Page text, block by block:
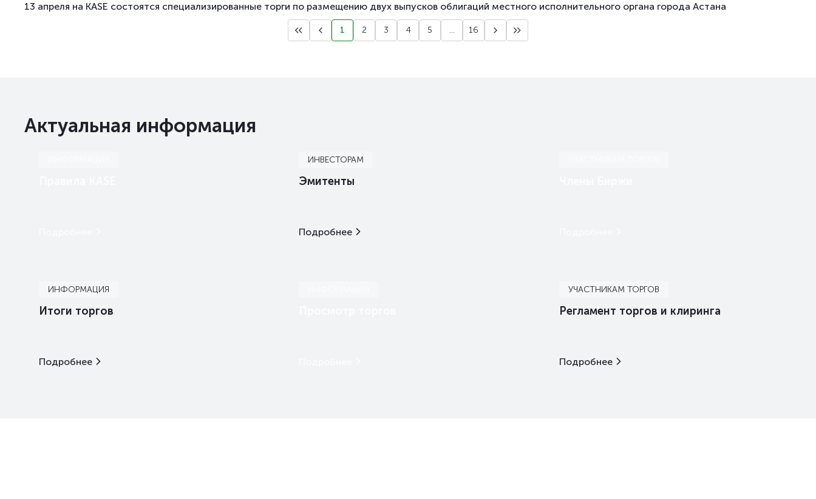
13 апреля на KASE состоятся специализированные торги по размещению двух выпусков облигаций местного исполнительного органа города Астана
1 2 3 4 5 ... 16
Актуальная информация
ИНВЕСТОРАМ
Эмитенты
Подробнее
ИНФОРМАЦИЯ
Итоги торгов
Подробнее
УЧАСТНИКАМ ТОРГОВ
Регламент торгов и клиринга
Подробнее